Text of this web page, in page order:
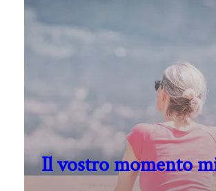
Il vostro momento